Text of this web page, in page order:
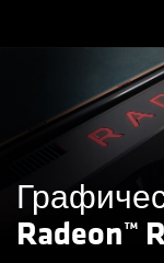
Radeon™